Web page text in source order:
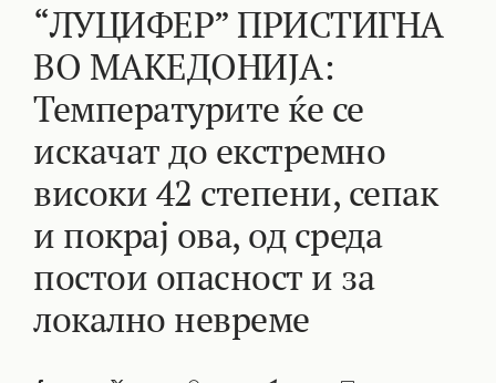
ИНТЕРЕСНО
КОНТАКТ
МАРКЕТИНГ
“ЛУЦИФЕР” ПРИСТИГНА
ВО МАКЕДОНИЈА:
Температурите ќе се
искачат до екстремно
високи 42 степени, сепак
и покрај ова, од среда
постои опасност и за
локално невреме